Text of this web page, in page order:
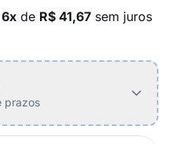
6x de R$ 41,67 sem juros
prazos